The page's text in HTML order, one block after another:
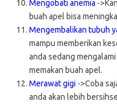
Mengobati anemia -
buah apel bisa
Mengembalikan tubuh
mampu memberikan
anda sedang
memakan buah apel.
Merawat gigi ->Coba
anda akan lebih